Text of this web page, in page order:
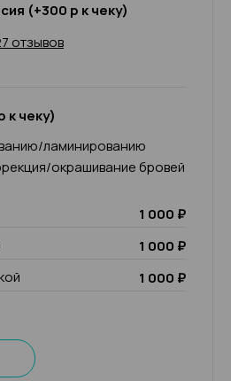
(+300 р к чеку)
отзывов
к чеку)
ламинированию
окрашивание бровей
1 000 ₽
1 000 ₽
1 000 ₽